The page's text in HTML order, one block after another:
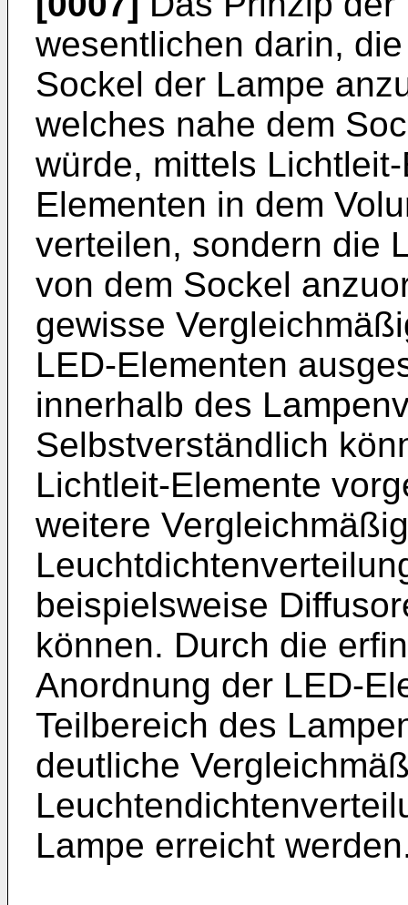
wesentlichen darin,
Sockel der Lampe
welches nahe dem
würde, mittels
Elementen in dem
verteilen, sondern die
von dem Sockel
gewisse
LED-Elementen
innerhalb des
Selbstverständlich
Lichtleit-Elemente
weitere
beispielsweise
können. Durch die
Anordnung der LED-
Teilbereich des
deutliche
Lampe erreicht